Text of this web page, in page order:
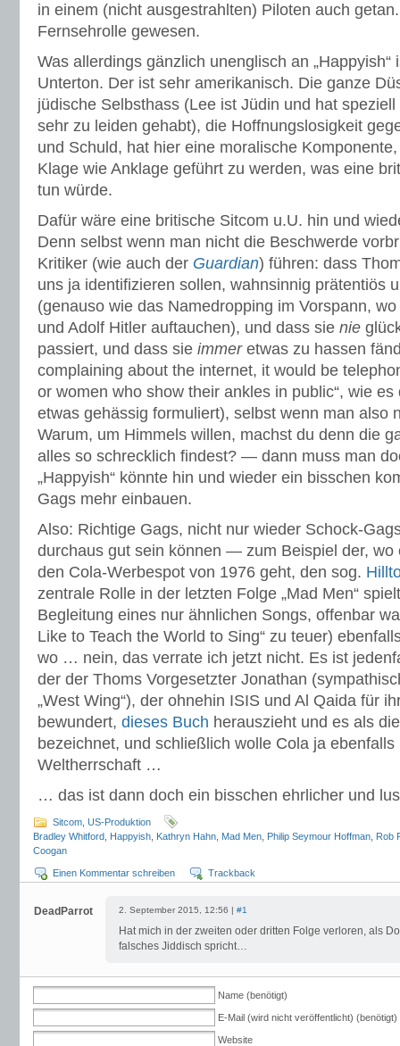
in einem (nicht ausgestrahlten) Piloten auch
Fernsehrolle gewesen.
Was allerdings gänzlich unenglisch an
Unterton. Der ist sehr amerikanisch. Die ganze
jüdische Selbsthass (Lee ist Jüdin und hat
sehr zu leiden gehabt), die Hoffnungslosigkeit
und Schuld, hat hier eine moralische
Klage wie Anklage geführt zu werden, was eine
tun würde.
Dafür wäre eine britische Sitcom u.U. hin und
Denn selbst wenn man nicht die Beschwerde
Kritiker (wie auch der Guardian) führen: dass
uns ja identifizieren sollen, wahnsinnig prätentiös
(genauso wie das Namedropping im Vorspann,
und Adolf Hitler auftauchen), und dass sie nie
passiert, und dass sie immeretwas zu hassen
complaining about the internet, it would be
or women who show their ankles in public“, wie
etwas gehässig formuliert), selbst wenn man also
Warum, um Himmels willen, machst du denn die
alles so schrecklich findest? — dann muss man
„Happyish“ könnte hin und wieder ein bisschen
Gags mehr einbauen.
Also: Richtige Gags, nicht nur wieder Schock-
durchaus gut sein können — zum Beispiel der, wo
den Cola-Werbespot von 1976 geht, den sog.
zentrale Rolle in der letzten Folge „Mad Men“
Begleitung eines nur ähnlichen Songs, offenbar
Like to Teach the World to Sing“ zu teuer)
wo … nein, das verrate ich jetzt nicht. Es ist
der der Thoms Vorgesetzter Jonathan
„West Wing“), der ohnehin ISIS und Al Qaida für
bewundert, dieses Buch herauszieht und es als
bezeichnet, und schließlich wolle Cola ja
Weltherrschaft …
… das ist dann doch ein bisschen ehrlicher und
Sitcom US-Produktion
Bradley Whitford Happyish Kathryn Hahn Mad Men Philip Seymour Hoffman Rob
Coogan
Einen Kommentar schreiben Trackback
DeadParrot 2. September 2015, 12:56 | #1
Hat mich in der zweiten oder dritten Folge verloren, als
falsches Jiddisch spricht…
Name (benötigt)
E-Mail (wird nicht veröffentlicht) (benötigt)
Website